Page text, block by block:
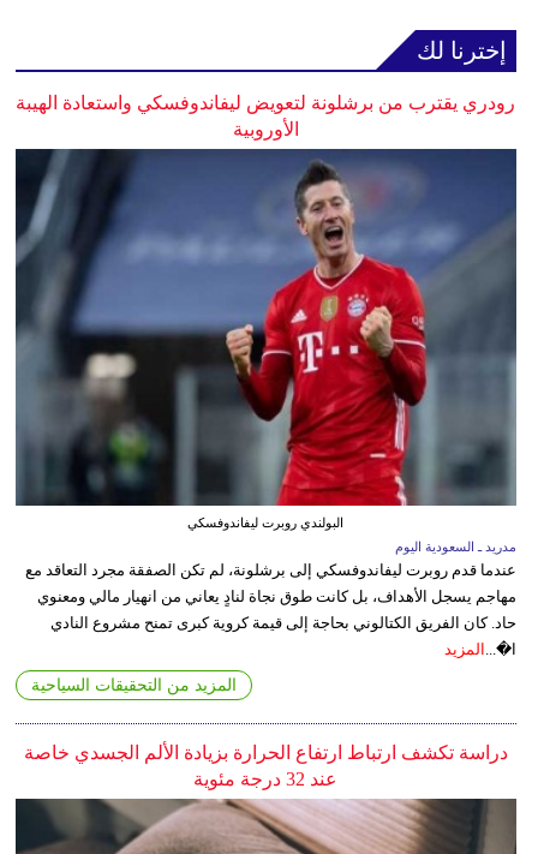
إخترنا لك
رودري يقترب من برشلونة لتعويض ليفاندوفسكي واستعادة الهيبة
الأوروبية
البولندي روبرت ليفاندوفسكي
مدريد ـ السعودية اليوم
عندما قدم روبرت ليفاندوفسكي إلى برشلونة، لم تكن الصفقة مجرد التعاقد مع
مهاجم يسجل الأهداف، بل كانت طوق نجاة لنادٍ يعاني من انهيار مالي ومعنوي
حاد. كان الفريق الكتالوني بحاجة إلى قيمة كروية كبرى تمنح مشروع النادي
ا�... المزيد
المزيد من التحقيقات السياحية
دراسة تكشف ارتباط ارتفاع الحرارة بزيادة الألم الجسدي خاصة
عند 32 درجة مئوية